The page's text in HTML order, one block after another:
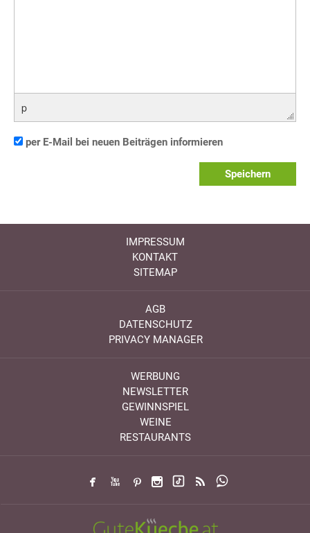
p
per E-Mail bei neuen Beiträgen informieren
Speichern
IMPRESSUM
KONTAKT
SITEMAP
AGB
DATENSCHUTZ
PRIVACY MANAGER
WERBUNG
NEWSLETTER
GEWINNSPIEL
WEINE
RESTAURANTS